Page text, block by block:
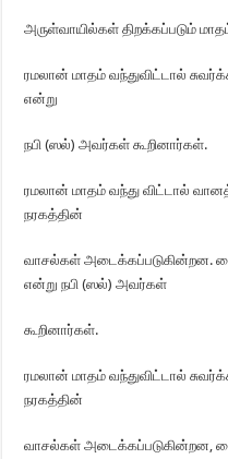
அருள்வாயில்கள் திறக்கப்படும்
ரமலான் மாதம் வந்துவிட்டால்
என்று
நபி (ஸல்) அவர்கள் கூறினார்கள்.
ரமலான் மாதம் வந்து விட்டால்
நரகத்தின்
வாசல்கள் அடைக்கப்படுகின்றன.
என்று நபி (ஸல்) அவர்கள்
கூறினார்கள்.
ரமலான் மாதம் வந்துவிட்டால்
நரகத்தின்
வாசல்கள் அடைக்கப்படுகின்றன,